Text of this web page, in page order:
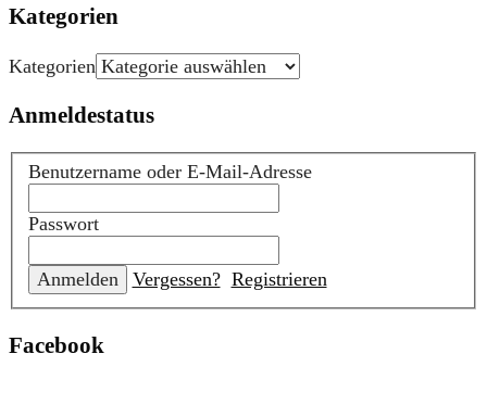
Kategorien
Kategorien
Anmeldestatus
Benutzername oder E-Mail-Adresse
Passwort
Vergessen? Registrieren
Facebook